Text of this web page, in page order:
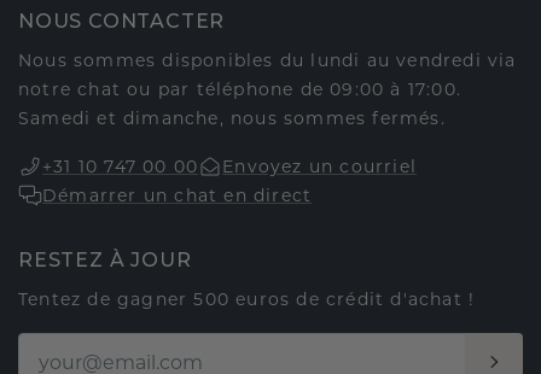
NOUS CONTACTER
Nous sommes disponibles du lundi au vendredi via
notre chat ou par téléphone de 09:00 à 17:00.
Samedi et dimanche, nous sommes fermés.
+31 10 747 00 00
Envoyez un courriel
Démarrer un chat en direct
RESTEZ À JOUR
Tentez de gagner 500 euros de crédit d'achat !